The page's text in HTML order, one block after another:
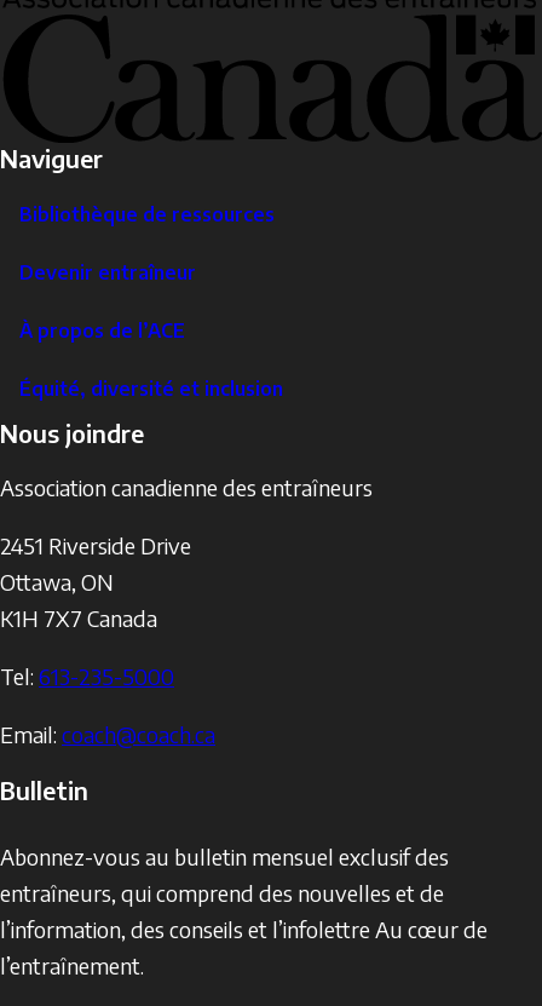
Naviguer
Bibliothèque de ressources
Devenir entraîneur
À propos de l’ACE
Équité, diversité et inclusion
Nous joindre
Association canadienne des entraîneurs
2451 Riverside Drive
Ottawa, ON
K1H 7X7 Canada
Tel: 613-235-5000
Email: coach@coach.ca
Bulletin
Abonnez-vous au bulletin mensuel exclusif des
entraîneurs, qui comprend des nouvelles et de
l’information, des conseils et l’infolettre Au cœur de
l’entraînement.